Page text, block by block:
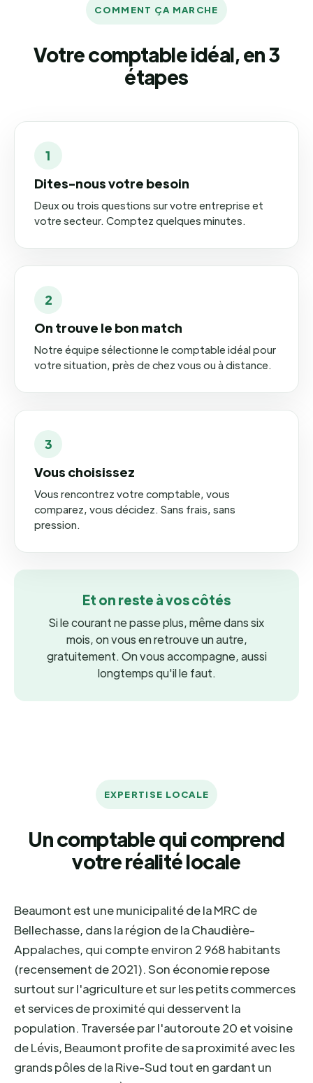
COMMENT ÇA MARCHE
Votre comptable idéal, en 3
étapes
1
Dites-nous votre besoin
Deux ou trois questions sur votre entreprise et
votre secteur. Comptez quelques minutes.
2
On trouve le bon match
Notre équipe sélectionne le comptable idéal pour
votre situation, près de chez vous ou à distance.
3
Vous choisissez
Vous rencontrez votre comptable, vous
comparez, vous décidez. Sans frais, sans
pression.
Et on reste à vos côtés
Si le courant ne passe plus, même dans six
mois, on vous en retrouve un autre,
gratuitement. On vous accompagne, aussi
longtemps qu'il le faut.
EXPERTISE LOCALE
Un comptable qui comprend
votre réalité locale
Beaumont est une municipalité de la MRC de
Bellechasse, dans la région de la Chaudière-
Appalaches, qui compte environ 2 968 habitants
(recensement de 2021). Son économie repose
surtout sur l'agriculture et sur les petits commerces
et services de proximité qui desservent la
population. Traversée par l'autoroute 20 et voisine
de Lévis, Beaumont profite de sa proximité avec les
grands pôles de la Rive-Sud tout en gardant un